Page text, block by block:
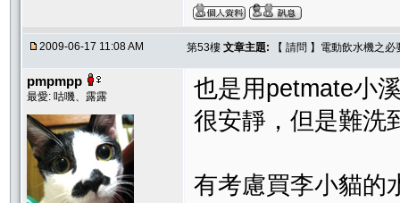
2009-06-17 11:08 AM 第53樓 文章主題: 【 請問 】電動飲水機之
pmpmpp
最愛: 咕嘰、露露
也是用petmate小
很安靜，但是難洗
有考慮買李小貓的